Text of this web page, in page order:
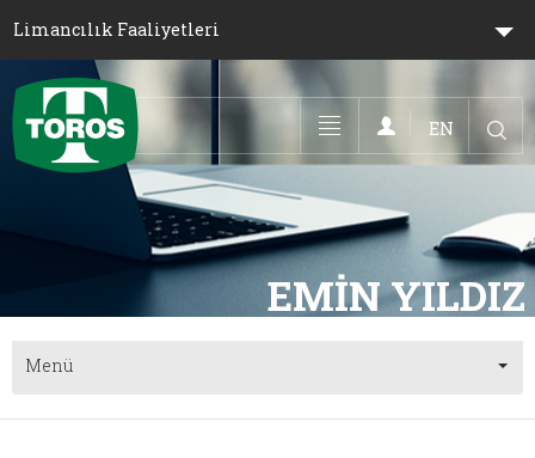
Limancılık Faaliyetleri
Toggle navigation
EN
Menü